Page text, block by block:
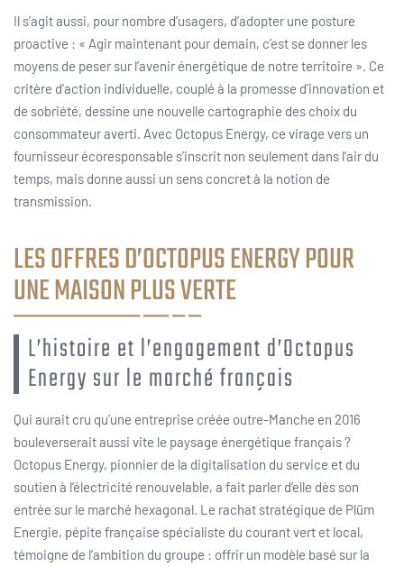
Il s’agit aussi, pour nombre d’usagers, d’adopter une posture
proactive : « Agir maintenant pour demain, c’est se donner les
moyens de peser sur l’avenir énergétique de notre territoire ». Ce
critère d’action individuelle, couplé à la promesse d’innovation et
de sobriété, dessine une nouvelle cartographie des choix du
consommateur averti. Avec Octopus Energy, ce virage vers un
fournisseur écoresponsable s’inscrit non seulement dans l’air du
temps, mais donne aussi un sens concret à la notion de
transmission.
LES OFFRES D’OCTOPUS ENERGY POUR
UNE MAISON PLUS VERTE
L’histoire et l’engagement d’Octopus
Energy sur le marché français
Qui aurait cru qu’une entreprise créée outre-Manche en 2016
bouleverserait aussi vite le paysage énergétique français ?
Octopus Energy, pionnier de la digitalisation du service et du
soutien à l’électricité renouvelable, a fait parler d’elle dès son
entrée sur le marché hexagonal. Le rachat stratégique de Plüm
Energie, pépite française spécialiste du courant vert et local,
témoigne de l’ambition du groupe : offrir un modèle basé sur la